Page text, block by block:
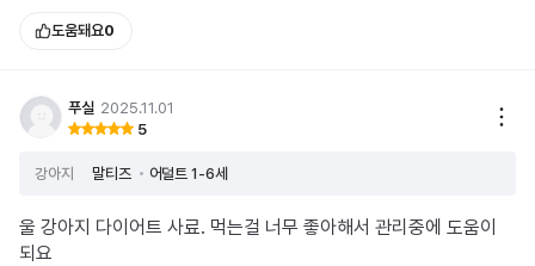
도움돼요0
푸실 2025.11.01
5
강아지 말티즈 어덜트 1-6세
울 강아지 다이어트 사료. 먹는걸 너무 좋아해서 관리중에 도움이
되요